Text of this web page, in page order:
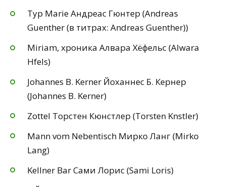
Typ Marie Андреас Гюнтер (Andreas
Guenther (в титрах: Andreas Guenther))
Miriam, хроника Алвара Хёфельс (Alwara
Hfels)
Johannes B. Kerner Йоханнес Б. Кернер
(Johannes B. Kerner)
Zottel Торстен Кюнстлер (Torsten Knstler)
Mann vom Nebentisch Мирко Ланг (Mirko
Lang)
Kellner Bar Сами Лорис (Sami Loris)